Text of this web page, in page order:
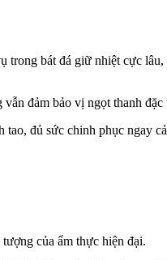
bát đá giữ nhiệt cực
đảm bảo vị ngọt thanh
đủ sức chinh phục ngay
của ẩm thực hiện đại.